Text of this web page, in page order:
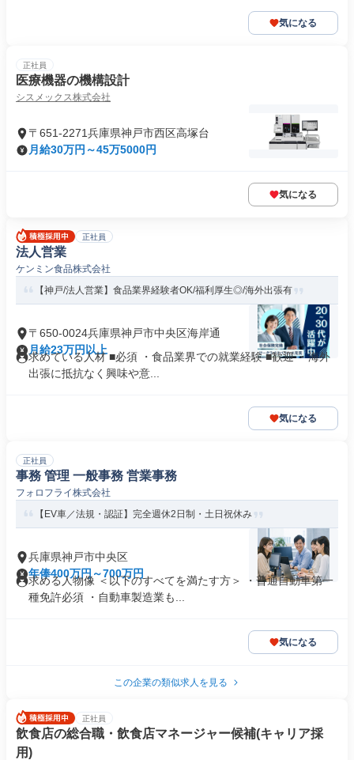
気になる
正社員
医療機器の機構設計
シスメックス株式会社
〒651-2271兵庫県神戸市西区高塚台
月給30万円～45万5000円
気になる
正社員
法人営業
ケンミン食品株式会社
【神戸/法人営業】食品業界経験者OK/福利厚生◎/海外出張有
〒650-0024兵庫県神戸市中央区海岸通
月給23万円以上
求めている人材 ■必須 ・食品業界での就業経験 ■歓迎 ・海外
出張に抵抗なく興味や意...
気になる
正社員
事務 管理 一般事務 営業事務
フォロフライ株式会社
【EV車／法規・認証】完全週休2日制・土日祝休み
兵庫県神戸市中央区
年俸400万円～700万円
求める人物像 ＜以下のすべてを満たす方＞ ・普通自動車第一
種免許必須 ・自動車製造業も...
気になる
この企業の類似求人を見る
正社員
飲食店の総合職・飲食店マネージャー候補(キャリア採
用)